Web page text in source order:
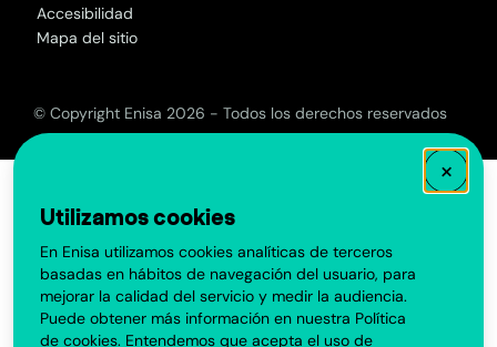
×
Utilizamos cookies
En Enisa utilizamos cookies analíticas de terceros
basadas en hábitos de navegación del usuario, para
mejorar la calidad del servicio y medir la audiencia.
Puede obtener más información en nuestra Política
de cookies. Entendemos que acepta el uso de
Accesibilidad
Mapa del sitio
© Copyright Enisa 2026 - Todos los derechos reservados